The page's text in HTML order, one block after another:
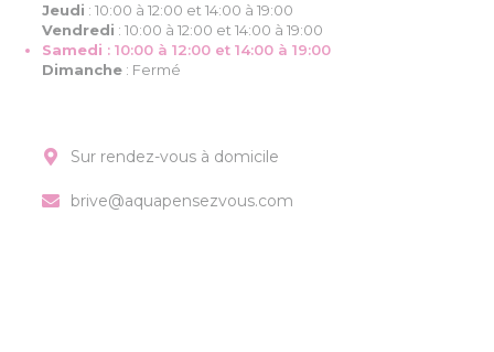
Jeudi : 10:00 à 12:00 et 14:00 à 19:00
Vendredi : 10:00 à 12:00 et 14:00 à 19:00
Samedi : 10:00 à 12:00 et 14:00 à 19:00
Dimanche: Fermé
Sur rendez-vous à domicile
brive@aquapensezvous.com